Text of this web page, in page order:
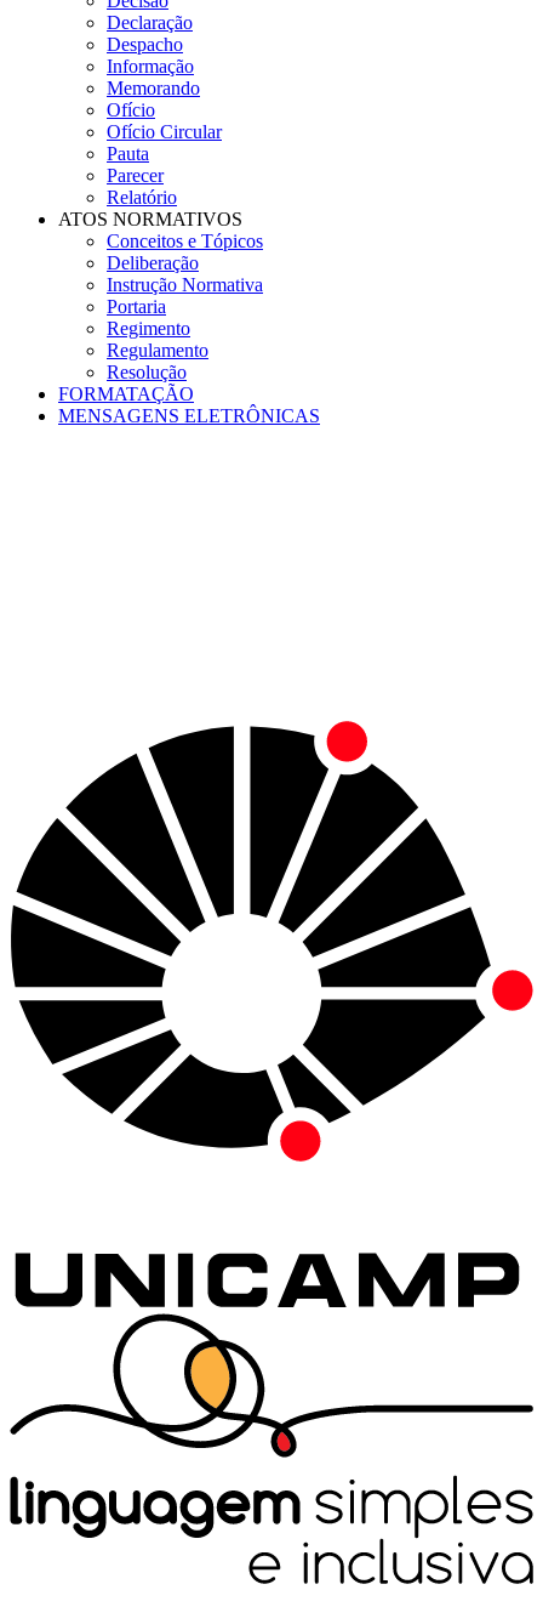
Declaração
Despacho
Informação
Memorando
Ofício
Ofício Circular
Pauta
Parecer
Relatório
ATOS NORMATIVOS
Conceitos e Tópicos
Deliberação
Instrução Normativa
Portaria
Regimento
Regulamento
Resolução
FORMATAÇÃO
MENSAGENS ELETRÔNICAS